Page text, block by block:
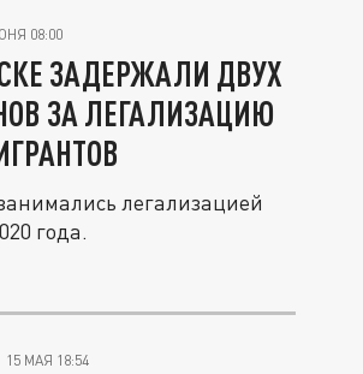
08:00
ЗАДЕРЖАЛИ ДВУХ
ЗА ЛЕГАЛИЗАЦИЮ
легализацией
года.
15 МАЯ 18:54